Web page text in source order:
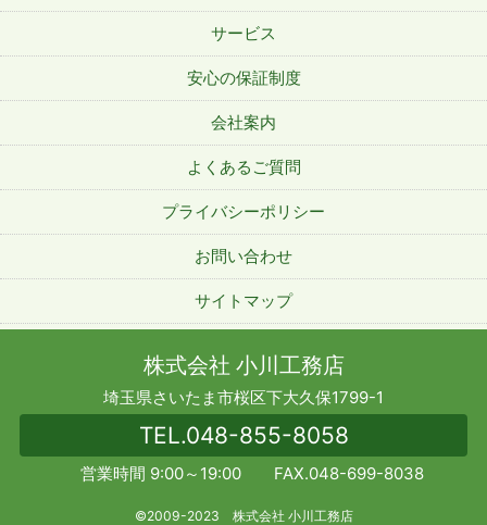
サービス
安心の保証制度
会社案内
よくあるご質問
プライバシーポリシー
お問い合わせ
サイトマップ
株式会社 小川工務店
埼玉県さいたま市桜区下大久保1799-1
TEL.048-855-8058
営業時間 9:00～19:00 FAX.048-699-8038
©2009-2023 株式会社 小川工務店